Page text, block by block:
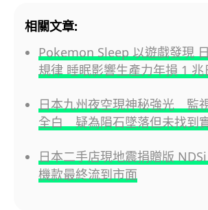
相關文章:
Pokemon Sleep 以遊戲發現
規律 睡眠影響生產力年損 1 兆
日本九州夜空現神秘強光 監
全白 疑為隕石墜落但未找到
日本二手店現地震捐贈版
機款最終流到市面